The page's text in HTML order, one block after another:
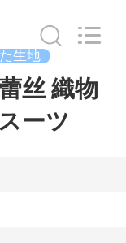
生地
丝 織物
ーツ